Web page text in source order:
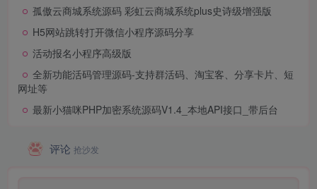
孤傲云商城系统源码 彩虹云商城系统plus史诗级增强版
H5网站跳转打开微信小程序源码分享
活动报名小程序高级版
全新功能活码管理源码-支持群活码、淘宝客、分享卡片、短
网址等
最新小猫咪PHP加密系统源码V1.4_本地API接口_带后台
评论 抢沙发